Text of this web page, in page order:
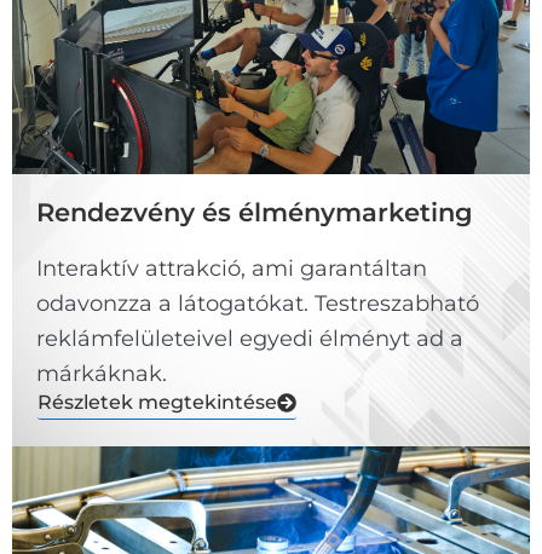
Rendezvény és élménymarketing
Interaktív attrakció, ami garantáltan
odavonzza a látogatókat. Testreszabható
reklámfelületeivel egyedi élményt ad a
márkáknak.
Részletek megtekintése